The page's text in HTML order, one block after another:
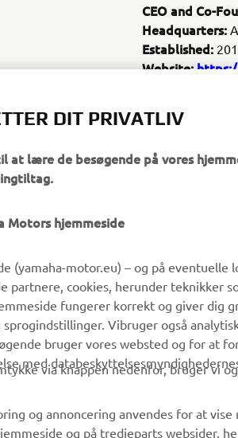
CEO and Co-
Headquarters:
Established:
Website:
eBike systemer
Myndigheder
Golfbaner
Redningstjensten
Robotics
DIT PRIVATLIV
at lære de besøgende på vores
Motors hjemmeside
(yamaha-motor.eu) – og på
partnere, cookies, herunder teknikker
fungerer korrekt og giver dig
Vibruger også
bruger vores websted og for at
medvia knappen nedenfor, bruger vi
og annoncering anvendes for at
og på tredjeparts websider,